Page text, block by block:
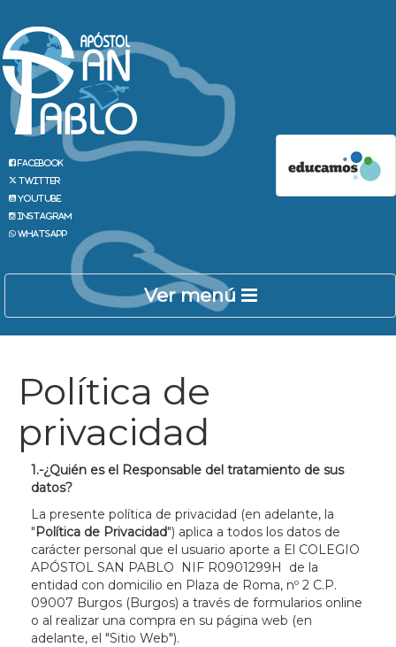
Facebook
Twitter
Youtube
Instagram
Whatsapp
Ver menú
Política de
privacidad
1.-¿Quién es el Responsable del tratamiento de sus
datos?
La presente política de privacidad (en adelante, la
"Política de Privacidad") aplica a todos los datos de
carácter personal que el usuario aporte a El COLEGIO
APÓSTOL SAN PABLO NIF R0901299H de la
entidad con domicilio en Plaza de Roma, nº 2 C.P.
09007 Burgos (Burgos) a través de formularios online
o al realizar una compra en su página web (en
adelante, el "Sitio Web").